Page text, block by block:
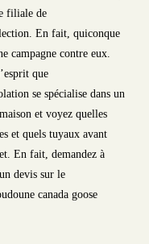
filiale de
En fait, quiconque
campagne contre eux.
que
se spécialise dans un
et voyez quelles
et quels tuyaux avant
En fait, demandez à
devis sur le
canada goose